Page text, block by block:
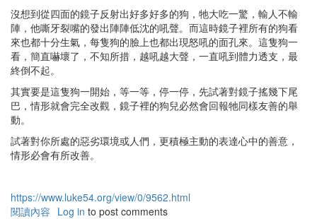
沒想到從四面的鏡子反射出好多好多的狗，牠大吃一驚，輸人不輸
陣，他嘶牙裂嘴的發出陣陣低沈的吼聲。而這時鏡子裡所有的狗看
來也都十分生氣，每隻狗的臉上也都出現怒吼的面孔來。這隻狗一
看，簡直嚇壞了，不知所措，越吼越大聲，一直吼到體力透支，最
終倒不起。
其實要是這隻狗一開始，等一等，停一停，先試著對鏡子搖幾下尾
巴，情形就會完全改觀，鏡子裡的狗兒必然會回報牠同樣友善的舉
動。
試著對你所處的惡劣環境或人們，更積極主動的表達心中的善意，
情形必會有所改善。
https://www.luke54.org/view/0/9562.html
閱讀內容 有Log in to post comments